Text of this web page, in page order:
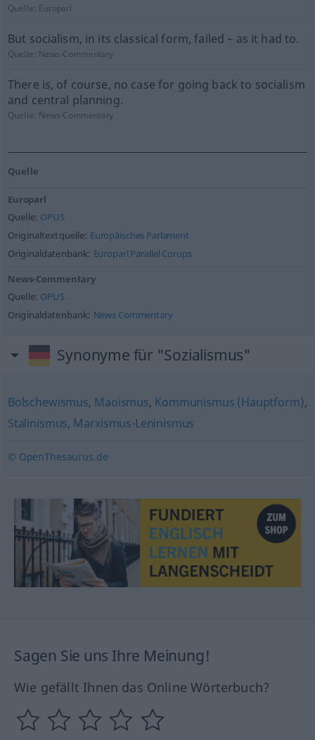
Quelle: Europarl
But socialism, in its classical form, failed – as it had to.
Quelle: News-Commentary
There is, of course, no case for going back to socialism
and central planning.
Quelle: News-Commentary
Quelle
Europarl
Quelle: OPUS
Originaltextquelle: Europäisches Parlament
Originaldatenbank: Europarl Parallel Corups
News-Commentary
Quelle: OPUS
Originaldatenbank: News Commentary
Synonyme für "Sozialismus"
Bolschewismus, Maoismus, Kommunismus (Hauptform),
Stalinismus, Marxismus-Leninismus
© OpenThesaurus.de
Sagen Sie uns Ihre Meinung!
Wie gefällt Ihnen das Online Wörterbuch?